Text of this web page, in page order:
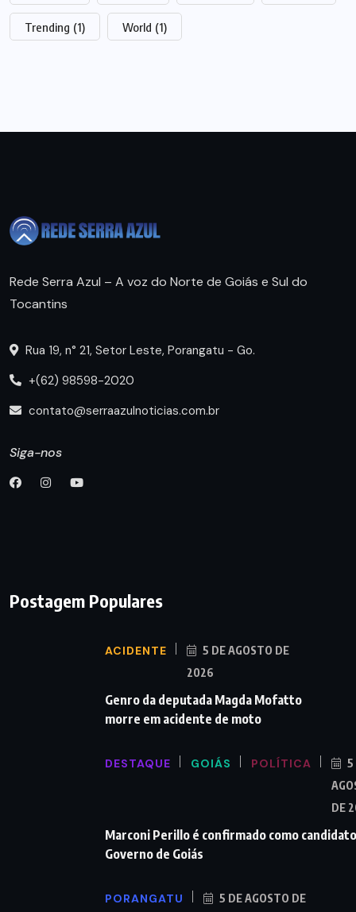
Trending (1) World (1)
Rede Serra Azul – A voz do Norte de Goiás e Sul do
Tocantins
Rua 19, n° 21, Setor Leste, Porangatu - Go.
+(62) 98598-2020
contato@serraazulnoticias.com.br
Siga-nos
Postagem Populares
ACIDENTE
5 DE AGOSTO DE
2026
Genro da deputada Magda Mofatto
morre em acidente de moto
DESTAQUE GOIÁS POLÍTICA
5
DE
Marconi Perillo é confirmado como
Governo de Goiás
PORANGATU 5 DE AGOSTO DE